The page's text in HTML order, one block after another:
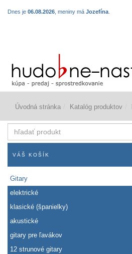
Dnes je 06.08.2026 , meniny má Jozefína
Úvodná stránka Katalóg produktov
produkt
VÁŠ KOŠÍK
Gitary
elektrické
klasické (španielky)
akustické
gitary pre ľavákov
12 strunové gitary